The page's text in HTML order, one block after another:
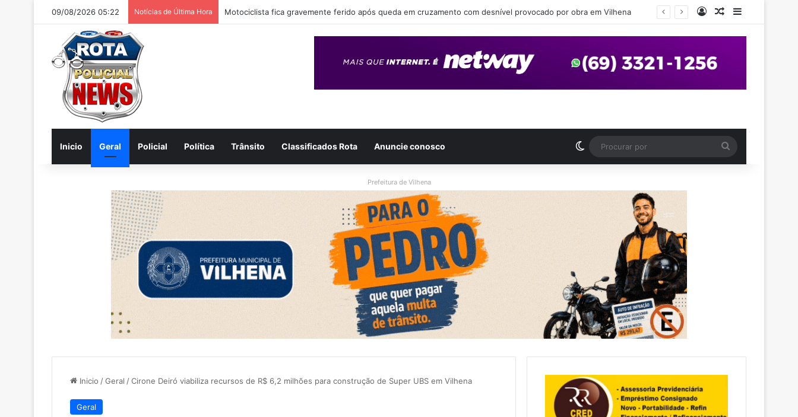
09/08/2026 05:22 Notícias de Última Hora Polícia apreende drogas, dinheiro e simulacro durante ação no bairro Alto Alegre, em Vilhena EntrarArtigo aleatório
Inicio Geral Policial Política Trânsito Classificados Rota Anuncie conosco Switch skin
por
Prefeitura de Vilhena
Inicio /Geral /Cirone Deiró viabiliza recursos de R$ 6,2 milhões para construção de Super UBS em Vilhena
Geral